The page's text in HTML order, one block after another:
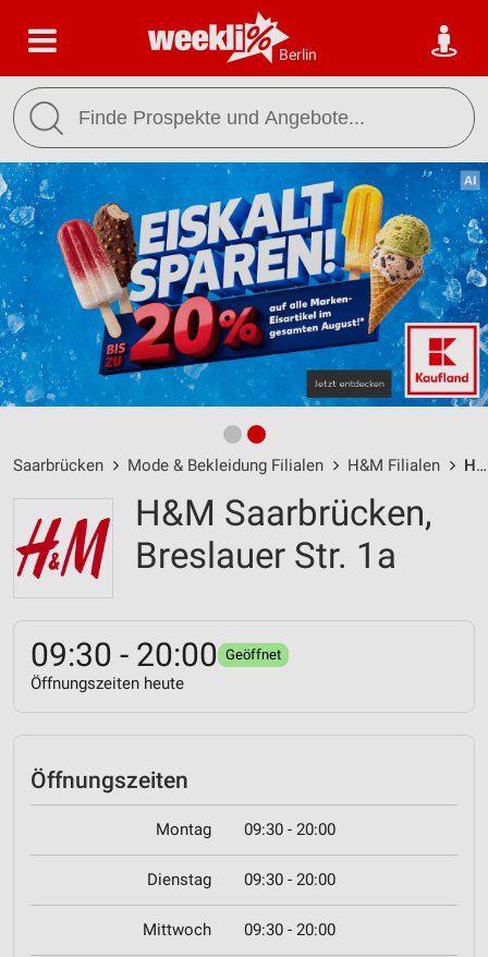
Berlin
Saarbrücken Mode & Bekleidung Filialen H&M Filialen H&M Saarbrücken / Breslauer Str. 1a - Öffnungszeiten & Adresse
H&M Saarbrücken,
Breslauer Str. 1a
09:30 - 20:00 Geöffnet
Öffnungszeiten heute
Öffnungszeiten
Montag 09:30 - 20:00
Dienstag 09:30 - 20:00
Mittwoch 09:30 - 20:00